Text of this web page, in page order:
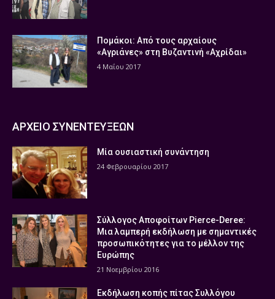
Πομάκοι: Από τους αρχαίους
«Αγριάνες» στη Βυζαντινή «Αχρίδαι»
4 Μαΐου 2017
ΑΡΧΕΙΟ ΣΥΝΕΝΤΕΥΞΕΩΝ
Μία ουσιαστική συνάντηση
24 Φεβρουαρίου 2017
Σύλλογος Αποφοίτων Pierce-Deree:
Μια λαμπερή εκδήλωση με σημαντικές
προσωπικότητες για το μέλλον της
Ευρώπης
21 Νοεμβρίου 2016
Εκδήλωση κοπής πίτας Συλλόγου